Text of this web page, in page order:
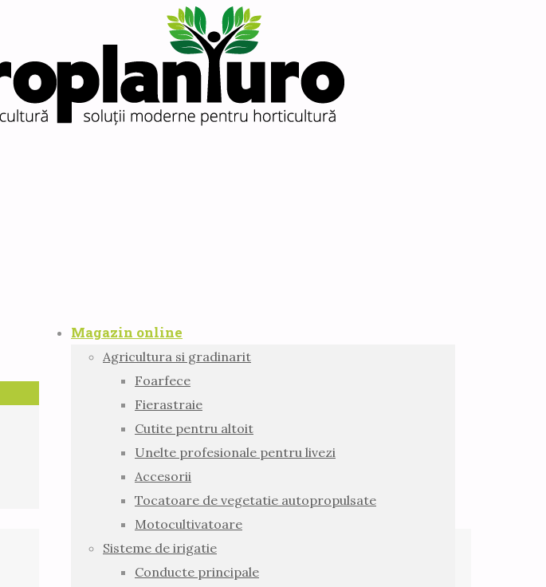
Magazin online
Agricultura si gradinarit
Foarfece
Fierastraie
Cutite pentru altoit
Unelte profesionale pentru livezi
Accesorii
Tocatoare de vegetatie autopropulsate
Motocultivatoare
Sisteme de irigatie
Conducte principale